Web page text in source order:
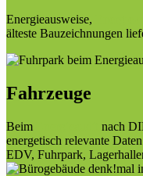
Energieausweise,
älteste Bauzeichnungen
Fahrzeuge
Beim
nach
energetisch relevante
EDV, Fuhrpark,